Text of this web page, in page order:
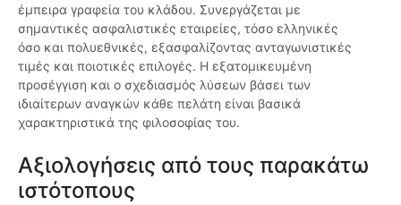
έμπειρα γραφεία του κλάδου. Συνεργάζεται με
σημαντικές ασφαλιστικές εταιρείες, τόσο ελληνικές
όσο και πολυεθνικές, εξασφαλίζοντας ανταγωνιστικές
τιμές και ποιοτικές επιλογές. Η εξατομικευμένη
προσέγγιση και ο σχεδιασμός λύσεων βάσει των
ιδιαίτερων αναγκών κάθε πελάτη είναι βασικά
χαρακτηριστικά της φιλοσοφίας του.
Αξιολογήσεις από τους παρακάτω
ιστότοπους